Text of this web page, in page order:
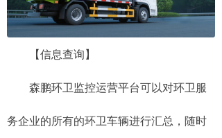
【信息查询】
森鹏环卫监控运营平台可以对环卫服
务企业的所有的环卫车辆进行汇总，随时